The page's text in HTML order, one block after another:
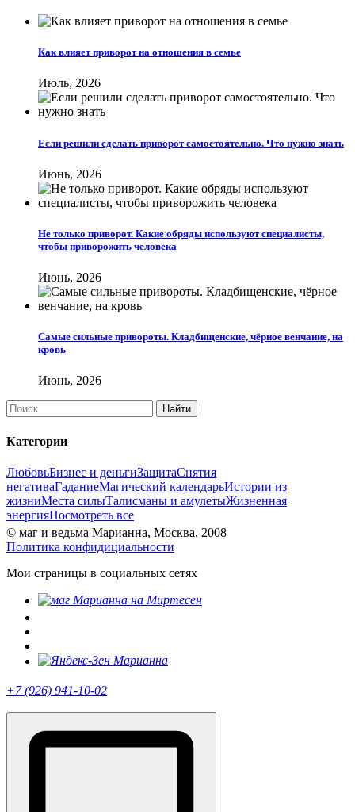
Как влияет приворот на отношения в семье
Июль, 2026
Если решили сделать приворот самостоятельно. Что нужно знать
Июнь, 2026
Не только приворот. Какие обряды используют специалисты,
чтобы приворожить человека
Июнь, 2026
Самые сильные привороты. Кладбищенские, чёрное венчание, на
кровь
Июнь, 2026
Категории
ЛюбовьБизнес и деньгиЗащитаСнятия
негативаГаданиеМагический календарьИстории из
жизниМеста силыТалисманы и амулетыЖизненная
энергияПосмотреть все
© маг и ведьма Марианна, Москва, 2008
Политика конфидициальности
Мои страницы в социальных сетях
+7 (926) 941-10-02